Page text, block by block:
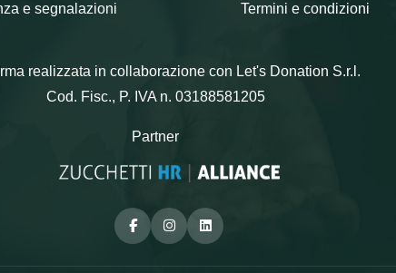
e segnalazioni Termini e condizioni
realizzata in collaborazione con Let's Donation S.r.l.
Cod. Fisc., P. IVA n. 03188581205
Partner
FacebookInstagramLinkedin